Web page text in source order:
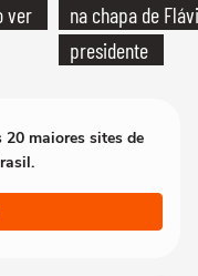
ver
na chapa de
presidente
maiores sites de